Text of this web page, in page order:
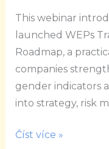
This webinar
launched WEPs
Roadmap, a
companies
gender indicators
into strategy, risk
Číst více »